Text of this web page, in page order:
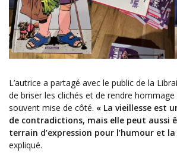
L’autrice a partagé avec le public de la
de briser les clichés et de rendre
souvent mise de côté. « La vieillesse est
de contradictions, mais elle peut aussi
terrain d’expression pour l’humour et la
expliqué.